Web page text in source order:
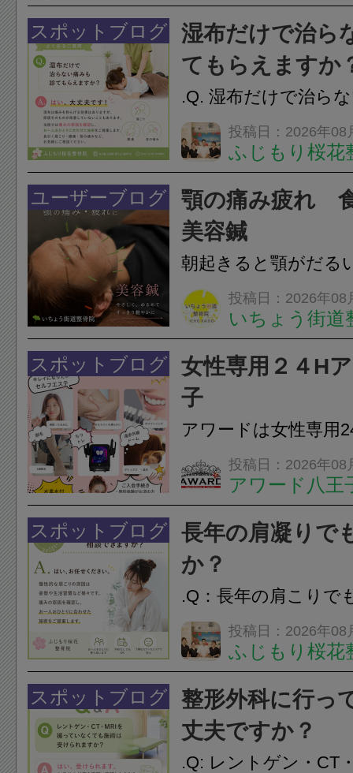
スポットブログ
湿布だけで治ら
てもらえますか
.Q. 湿布だけで治ら
らえますか？A. はい
湿布は痛みを和らげ
すが、原因そのもの
いこともあります。
原因を確認し、お一
投稿日：2026年08
ふじもり桜花
ユーザーブログ
顎の痛み疲れ
美容鍼
朝起きると顎がだる
ありませんか？無意
は、顎の痛みや疲れ
フェイスラインの張
のこわばり・頭痛や
ながることがありま
投稿日：2026年08
いちょう街道
スポットブログ
女性専用２４H
子
アワードは女性専用
フエステを 思いっ
開催中
投稿日：2026年08
アワード八王
24時間ジム&
脱毛
スポットブログ
長年の肩凝りで
か？
.Q：長年の肩こりで
か？A：はい、お任
性的な肩こりの原因
慣など様々です。痛
し、お一人おひとり
をご提案します。.#
投稿日：2026年08
ふじもり桜花
スポットブログ
整形外科に行っ
丈夫ですか？
.Q: レントゲン・CT